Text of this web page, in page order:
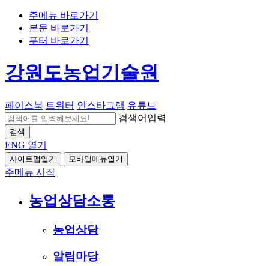
주메뉴 바로가기
본문 바로가기
푸터 바로가기
강원도농업기술원
페이스북 트위터 인스타그램 유튜브
검색어입력
검색
ENG 열기
사이트맵열기 모바일메뉴열기
주메뉴 시작
농업상담소통
농업상담
알림마당